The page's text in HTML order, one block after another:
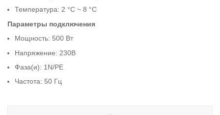
Температура: 2 °C ~ 8 °C
Параметры подключения
Мощность: 500 Вт
Напряжение: 230В
Фаза(и): 1N/PE
Частота: 50 Гц